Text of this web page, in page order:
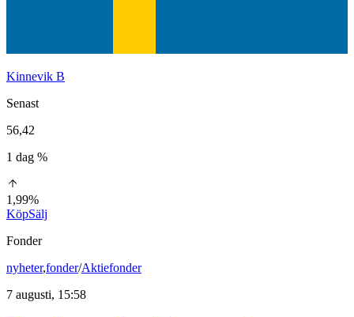
Kinnevik B
Senast
56,42
1 dag %
1,99%
KöpSälj
Fonder
nyheter,fonder/Aktiefonder
7 augusti, 15:58